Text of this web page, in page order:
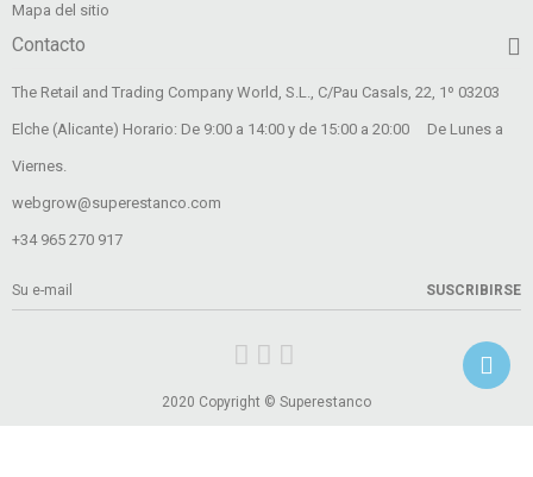
Mapa del sitio
Contacto
The Retail and Trading Company World, S.L., C/Pau Casals, 22, 1º 03203
Elche (Alicante) Horario: De 9:00 a 14:00 y de 15:00 a 20:00 De Lunes a
Viernes.
webgrow@superestanco.com
+34 965 270 917
2020 Copyright © Superestanco
SUSCRIBIRSE